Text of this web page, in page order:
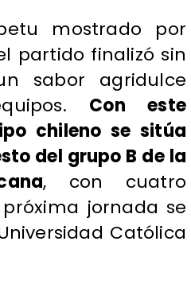
mostrado por
partido finalizó sin
sabor agridulce
Con este
chileno se sitúa
del grupo B de la
, con cuatro
jornada se
Católica